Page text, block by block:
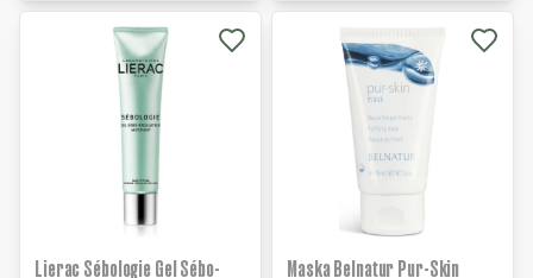
Lierac Sébologie Gel Sébo-
Maska Belnatur Pur-Skin